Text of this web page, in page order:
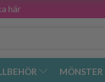
här
MÖNSTER